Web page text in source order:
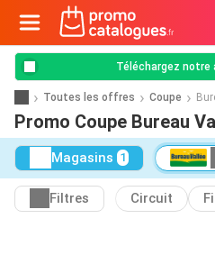
Téléchargez notre
Toutes les offres Coupe
Promo Coupe Bureau
Magasins 1
Filtres Circuit